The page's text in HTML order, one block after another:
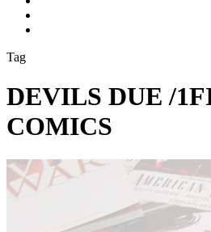
Tag
DEVILS DUE /
COMICS